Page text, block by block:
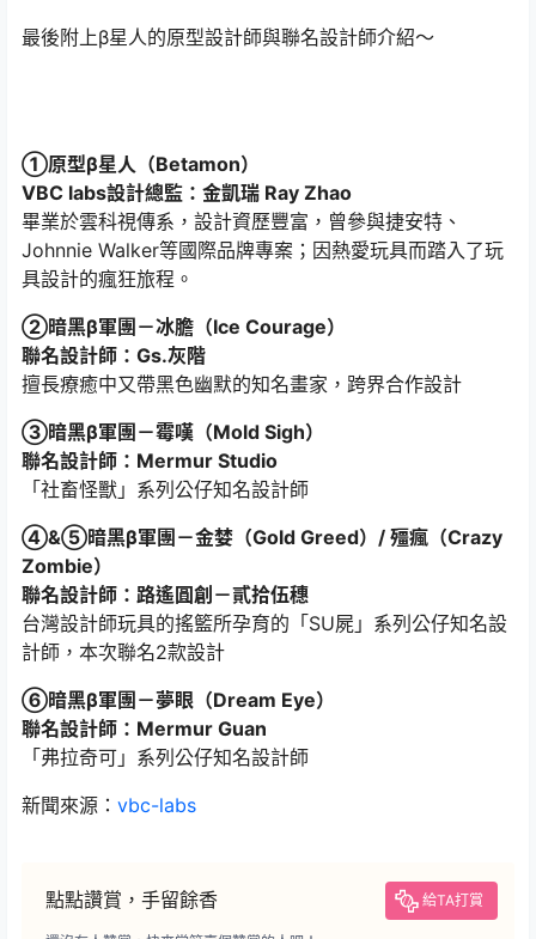
最後附上β星人的原型設計師與聯名設計師介紹～
①原型β星人（Betamon）
VBC labs設計總監：金凱瑞 Ray Zhao
畢業於雲科視傳系，設計資歷豐富，曾參與捷安特、
Johnnie Walker等國際品牌專案；因熱愛玩具而踏入了玩
具設計的瘋狂旅程。
②暗黑β軍團－冰膽（Ice Courage）
聯名設計師：Gs.灰階
擅長療癒中又帶黑色幽默的知名畫家，跨界合作設計
③暗黑β軍團－霉嘆（Mold Sigh）
聯名設計師：Mermur Studio
「社畜怪獸」系列公仔知名設計師
④&⑤暗黑β軍團－金婪（Gold Greed）/ 殭瘋（Crazy
Zombie）
聯名設計師：路遙圓創－貳拾伍穗
台灣設計師玩具的搖籃所孕育的「SU屍」系列公仔知名設
計師，本次聯名2款設計
⑥暗黑β軍團－夢眼（Dream Eye）
聯名設計師：Mermur Guan
「弗拉奇可」系列公仔知名設計師
新聞來源： vbc-labs
點點讚賞，手留餘香 給TA打賞